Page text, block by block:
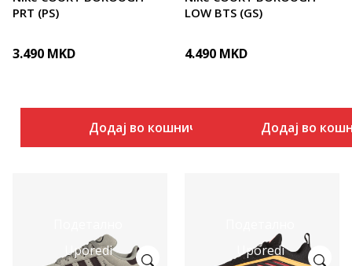
PRT (PS)
3.490 MKD
Додај во кошничка
LOW BTS (GS)
4.490 MKD
Додај во
Uporedi
Uporedi